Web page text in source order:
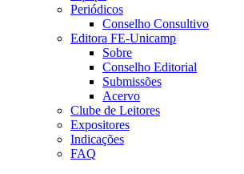
Periódicos
Conselho Consultivo
Editora FE-Unicamp
Sobre
Conselho Editorial
Submissões
Acervo
Clube de Leitores
Expositores
Indicações
FAQ